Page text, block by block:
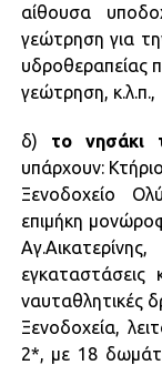
αίθουσα
γεώτρηση για
υδροθεραπείας
γεώτρηση, κ.λ.π.,
δ) το νησάκι
υπάρχουν:
Ξενοδοχείο
επιμήκη
εγκαταστάσεις
ναυταθλητικές
Ξενοδοχεία,
2*, με 18